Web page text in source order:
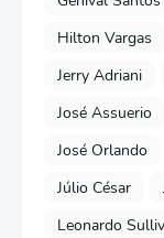
Hilton Vargas
Jerry Adriani
José Assuerio
José Orlando
Júlio César
Leonardo